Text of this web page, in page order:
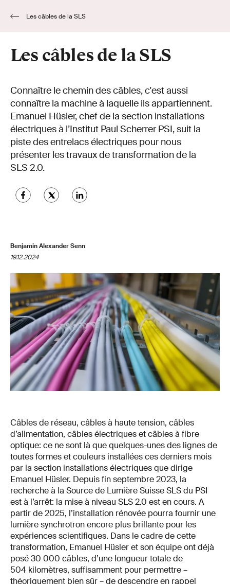
Les câbles de la SLS
Les câbles de la SLS
Connaître le chemin des câbles, c'est aussi
connaître la machine à laquelle ils appartiennent.
Emanuel Hüsler, chef de la section installations
électriques à l’Institut Paul Scherrer PSI, suit la
piste des entrelacs électriques pour nous
présenter les travaux de transformation de la
SLS 2.0.
Benjamin Alexander Senn
19.12.2024
Câbles de réseau, câbles à haute tension, câbles
d’alimentation, câbles électriques et câbles à fibre
optique: ce ne sont là que quelques-unes des lignes de
toutes formes et couleurs installées ces derniers mois
par la section installations électriques que dirige
Emanuel Hüsler. Depuis fin septembre 2023, la
recherche à la Source de Lumière Suisse SLS du PSI
est à l’arrêt: la mise à niveau SLS 2.0 est en cours. A
partir de 2025, l’installation rénovée pourra fournir une
lumière synchrotron encore plus brillante pour les
expériences scientifiques. Dans le cadre de cette
transformation, Emanuel Hüsler et son équipe ont déjà
posé 30 000 câbles, d’une longueur totale de
504 kilomètres, suffisamment pour permettre –
théoriquement bien sûr – de descendre en rappel